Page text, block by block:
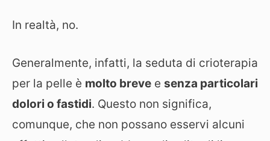
In realtà, no.
Generalmente, infatti, la seduta di crioterapia
per la pelle è molto breve e senza particolari
dolori o fastidi. Questo non significa,
comunque, che non possano esservi alcuni